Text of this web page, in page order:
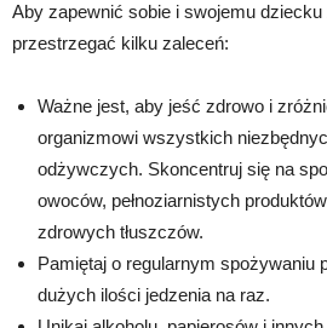
Aby zapewnić sobie i swojemu
przestrzegać kilku zaleceń:
Ważne jest, aby jeść zdrowo i
organizmowi wszystkich
odżywczych. Skoncentruj się na
owoców, pełnoziarnistych
zdrowych tłuszczów.
Pamiętaj o regularnym spożywaniu
dużych ilości jedzenia na raz.